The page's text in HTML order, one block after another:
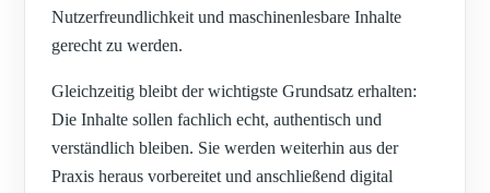
Nutzerfreundlichkeit und maschinenlesbare Inhalte
gerecht zu werden.
Gleichzeitig bleibt der wichtigste Grundsatz erhalten:
Die Inhalte sollen fachlich echt, authentisch und
verständlich bleiben. Sie werden weiterhin aus der
Praxis heraus vorbereitet und anschließend digital